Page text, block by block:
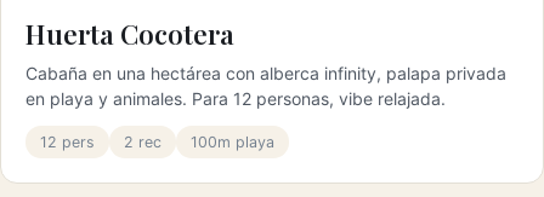
Huerta Cocotera
Cabaña en una hectárea con alberca infinity, palapa privada
en playa y animales. Para 12 personas, vibe relajada.
12 pers 2 rec 100m playa